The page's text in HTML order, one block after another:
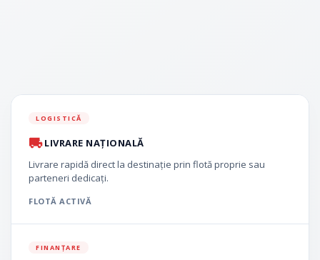
LOGISTICĂ
LIVRARE NAȚIONALĂ
Livrare rapidă direct la destinație prin flotă proprie sau
parteneri dedicați.
FLOTĂ ACTIVĂ
FINANȚARE